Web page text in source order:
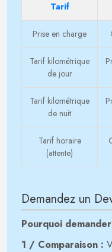
Tarif
Prise en charge
Tarif kilométrique
de jour
Tarif kilométrique
de nuit
Tarif horaire
(attente)
Demandez un
Pourquoi
1 / Comparaison :